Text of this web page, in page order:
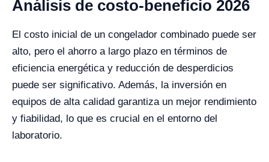
Análisis de costo-beneficio 2026
El costo inicial de un congelador combinado puede ser
alto, pero el ahorro a largo plazo en términos de
eficiencia energética y reducción de desperdicios
puede ser significativo. Además, la inversión en
equipos de alta calidad garantiza un mejor rendimiento
y fiabilidad, lo que es crucial en el entorno del
laboratorio.